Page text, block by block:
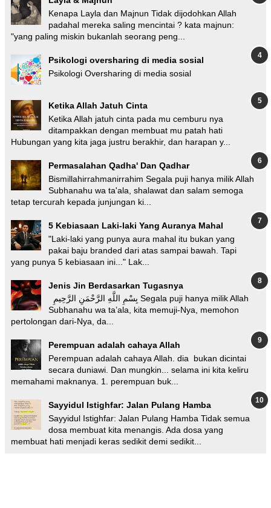
Kenapa Layla dan Majnun Tidak dijodohkan Allah
padahal mereka saling mencintai ? kata majnun:
"yang paling miskin bukanlah seorang peng...
Psikologi oversharing di media sosial
Psikologi Oversharing di media sosial
Ketika Allah Jatuh Cinta
Ketika Allah jatuh cinta pada mu cemburu nya
ditampakkan dengan membuat mu patah hati
Hubungan yang kita jaga justru berakhir, dan harapan y...
Permasalahan Qadha' Dan Qadhar
Bismillahirrahmanirrahim Segala puji hanya milik Allah
Subhanahu wa ta'ala, shalawat dan salam semoga
tetap tercurah kepada junjungan ki...
5 Kebiasaan Laki-laki Yang Auranya Mahal
"Laki-laki yang punya aura mahal itu bukan yang
pakai baju branded dari atas sampai bawah. Tapi
yang punya 5 kebiasaan ini..." Lak...
Jenis Jin Berdasarkan Tugasnya
Subhanahu wa ta’ala, kita memuji-Nya, memohon
pertolongan dari-Nya, da...
Perempuan adalah cahaya Allah
Perempuan adalah cahaya Allah. dia bukan dicintai
secara duniawi. Dan mungkin... selama ini kita keliru
memahami maknanya. 1. perempuan buk...
Sayyidul Istighfar: Jalan Pulang Hamba
Sayyidul Istighfar: Jalan Pulang Hamba Tidak semua
dosa membuat kita menangis. Ada dosa yang
membuat hati menjadi keras sedikit demi sedikit...